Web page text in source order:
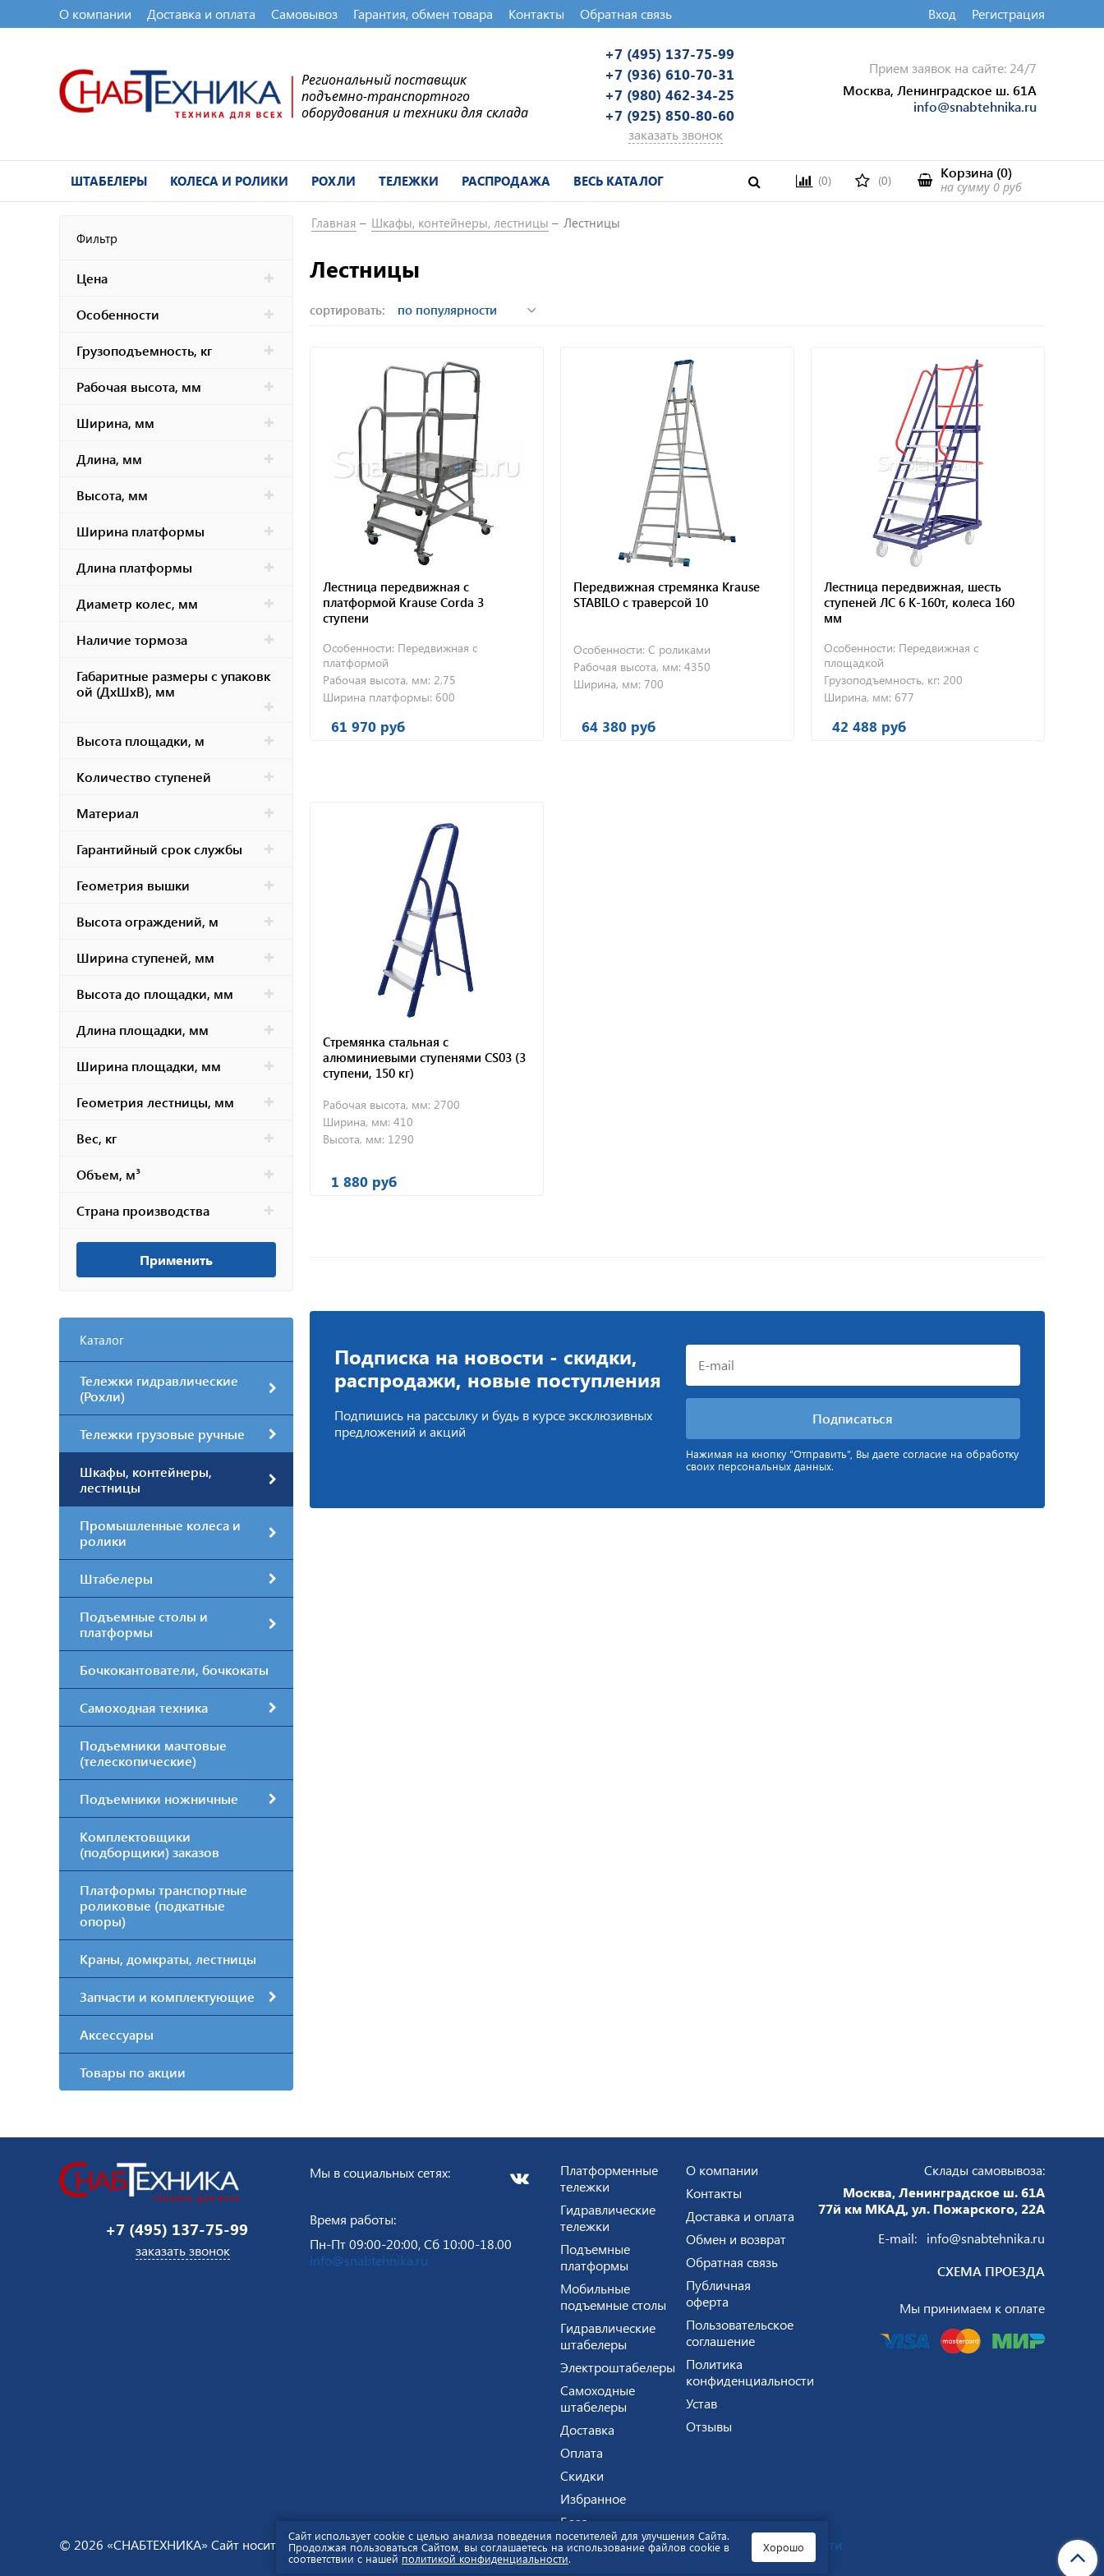
О компании Доставка и оплата Самовывоз Гарантия, обмен товара Контакты Обратная связь Вход Регистрация
Региональный поставщик
подъемно-транспортного
оборудования и техники для склада
+7 (495) 137-75-99
+7 (936) 610-70-31
+7 (980) 462-34-25
+7 (925) 850-80-60
заказать звонок
Прием заявок на сайте: 24/7
Москва, Ленинградское ш. 61А
info@snabtehnika.ru
ШТАБЕЛЕРЫ КОЛЕСА И РОЛИКИ РОХЛИ ТЕЛЕЖКИ РАСПРОДАЖА ВЕСЬ КАТАЛОГ (0) (0) Корзина(0)
на сумму 0 руб
Сайт использует cookie с целью анализа поведения посетителей для улучшения Сайта.
Продолжая пользоваться Сайтом, вы соглашаетесь на использование файлов cookie в
соответствии с нашей политикой конфиденциальности.
Хорошо
Фильтр
Цена
Особенности
Грузоподъемность, кг
Рабочая высота, мм
Ширина, мм
Длина, мм
Высота, мм
Ширина платформы
Длина платформы
Диаметр колес, мм
Наличие тормоза
Габаритные размеры с упаковк
ой (ДхШхВ), мм
Высота площадки, м
Количество ступеней
Материал
Гарантийный срок службы
Геометрия вышки
Высота ограждений, м
Ширина ступеней, мм
Высота до площадки, мм
Длина площадки, мм
Ширина площадки, мм
Геометрия лестницы, мм
Вес, кг
Объем, м³
Страна производства
Применить
Каталог
Тележки гидравлические
(Рохли)
Тележки грузовые ручные
Шкафы, контейнеры,
лестницы
Промышленные колеса и
ролики
Штабелеры
Подъемные столы и
платформы
Бочкокантователи, бочкокаты
Самоходная техника
Подъемники мачтовые
(телескопические)
Подъемники ножничные
Комплектовщики
(подборщики) заказов
Платформы транспортные
роликовые (подкатные
опоры)
Краны, домкраты, лестницы
Запчасти и комплектующие
Аксессуары
Товары по акции
Главная Шкафы, контейнеры, лестницы Лестницы
Лестницы
сортировать:
Лестница передвижная с
платформой Krause Corda 3
ступени
Особенности: Передвижная с
платформой
Рабочая высота, мм: 2,75
Ширина платформы: 600
61 970 руб
Передвижная стремянка Krause
STABILO с траверсой 10
Особенности: С роликами
Рабочая высота, мм: 4350
Ширина, мм: 700
64 380 руб
Лестница передвижная, шесть
ступеней ЛС 6 К-160т, колеса 160
мм
Особенности: Передвижная с
площадкой
Грузоподъемность, кг: 200
Ширина, мм: 677
42 488 руб
Стремянка стальная с
алюминиевыми ступенями CS03 (3
ступени, 150 кг)
Рабочая высота, мм: 2700
Ширина, мм: 410
Высота, мм: 1290
1 880 руб
Подписка на новости - скидки,
распродажи, новые поступления
Подпишись на рассылку и будь в курсе эксклюзивных
предложений и акций
Нажимая на кнопку “Отправить”, Вы даете согласие на обработку
своих персональных данных.
+7 (495) 137-75-99
заказать звонок
Мы в социальных сетях:
Время работы:
Пн-Пт 09:00-20:00, Сб 10:00-18.00
info@snabtehnika.ru
Платформенные
тележки
Гидравлические
тележки
Подъемные
платформы
Мобильные
подъемные столы
Гидравлические
штабелеры
Электроштабелеры
Самоходные
штабелеры
Доставка
Оплата
Скидки
Избранное
Блог
О компании
Контакты
Доставка и оплата
Обмен и возврат
Обратная связь
Публичная
оферта
Пользовательское
соглашение
Политика
конфиденциальности
Устав
Отзывы
Склады самовывоза:
Москва, Ленинградское ш. 61А
77й км МКАД, ул. Пожарского, 22А
E-mail: info@snabtehnika.ru
СХЕМА ПРОЕЗДА
Мы принимаем к оплате
© 2026 «СНАБТЕХНИКА» Сайт носит информационный характер и не является публичной офертой.Политика конфиденциальности